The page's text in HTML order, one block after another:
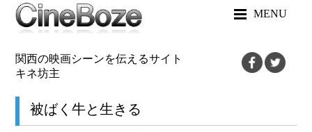
MENU
関西の映画シーンを伝えるサイト
キネ坊主
被ばく牛と生きる